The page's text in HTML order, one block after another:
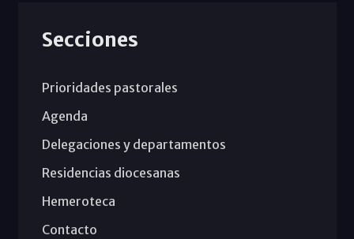
Secciones
Prioridades pastorales
Agenda
Delegaciones y departamentos
Residencias diocesanas
Hemeroteca
Contacto